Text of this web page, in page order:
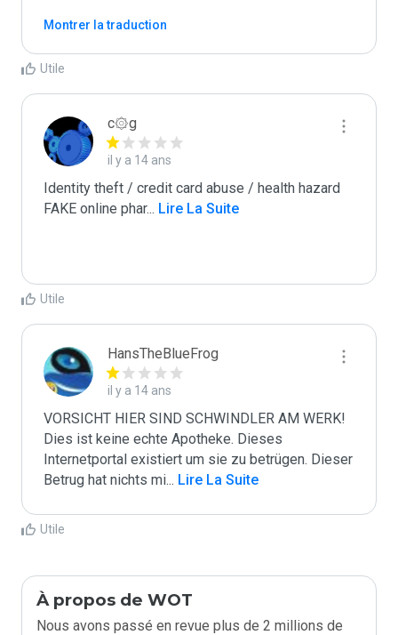
Montrer la traduction
Utile
c۞g
il y a 14 ans
Identity theft / credit card abuse / health hazard
FAKE online phar... Lire La Suite
Utile
HansTheBlueFrog
il y a 14 ans
VORSICHT HIER SIND SCHWINDLER AM WERK!
Dies ist keine echte Apotheke. Dieses
Internetportal existiert um sie zu betrügen. Dieser
Betrug hat nichts mi... Lire La Suite
Utile
À propos de WOT
Nous avons passé en revue plus de 2 millions de